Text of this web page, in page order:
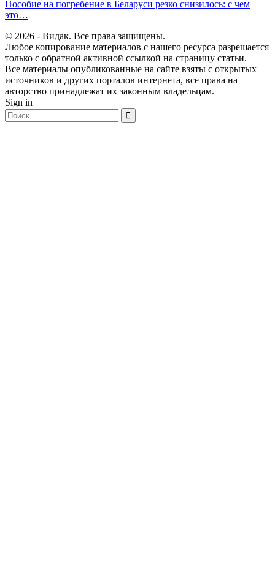
Пособие на погребение в Беларуси резко снизилось: с чем
это…
© 2026 - Видак. Все права защищены.
Любое копирование материалов с нашего ресурса разрешается
только с обратной активной ссылкой на страницу статьи.
Все материалы опубликованные на сайте взяты с открытых
источников и других порталов интернета, все права на
авторство принадлежат их законным владельцам.
Sign in